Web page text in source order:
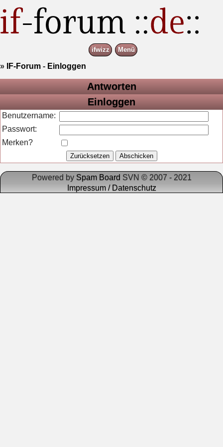
ifwizz Menü
» IF-Forum - Einloggen
Antworten
Einloggen
Benutzername:
Passwort:
Merken?
Powered by Spam Board SVN © 2007 - 2021
Impressum / Datenschutz